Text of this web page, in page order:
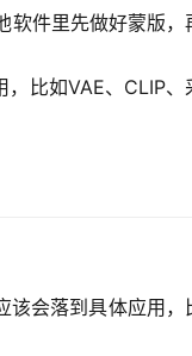
软件里先做好蒙版，
比如VAE、CLIP、
该会落到具体应用，